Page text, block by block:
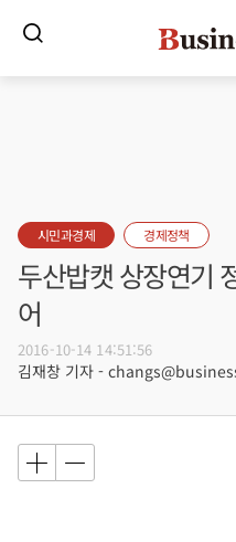
시민과경제 경제정책
두산밥캣 상장연기
어
2016-10-14 14:51:56
김재창 기자 -